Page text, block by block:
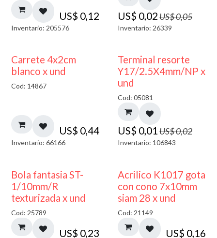
US$ 0,12
Inventario: 205576
US$ 0,02US$0,05
Inventario: 26339
Carrete 4x2cm
blanco x und
Cod: 14867
US$ 0,44
Inventario: 66166
50% DESCUENTO
Terminal resorte
Y17/2.5X4mm/NP x
und
Cod: 05081
US$ 0,01US$0,02
Inventario: 106843
Bola fantasia ST-
1/10mm/R
texturizada x und
Cod: 25789
US$ 0,23
Acrilico K1017 gota
con cono 7x10mm
siam 28 x und
Cod: 21149
US$ 0,16